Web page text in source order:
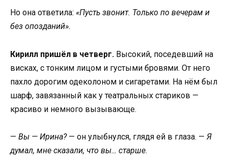
Но она ответила: «Пусть звонит. Только по вечерам и
без опозданий».
Кирилл пришёл в четверг. Высокий, поседевший на
висках, с тонким лицом и густыми бровями. От него
пахло дорогим одеколоном и сигаретами. На нём был
шарф, завязанный как у театральных стариков —
красиво и немного вызывающе.
— Вы — Ирина?— он улыбнулся, глядя ей в глаза. — Я
думал, мне сказали, что вы… старше.